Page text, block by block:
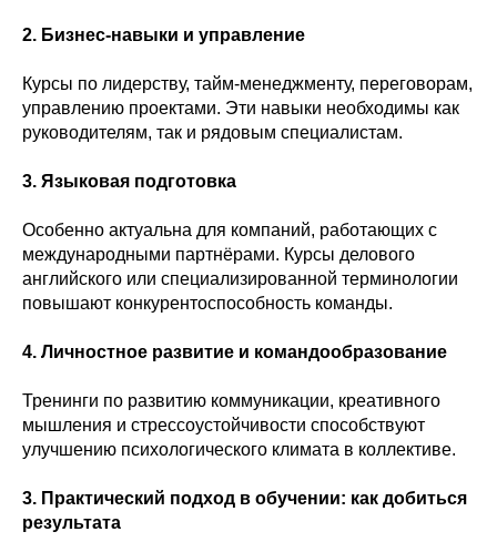
2. Бизнес-навыки и управление
Курсы по лидерству, тайм-менеджменту, переговорам,
управлению проектами. Эти навыки необходимы как
руководителям, так и рядовым специалистам.
3. Языковая подготовка
Особенно актуальна для компаний, работающих с
международными партнёрами. Курсы делового
английского или специализированной терминологии
повышают конкурентоспособность команды.
4. Личностное развитие и командообразование
Тренинги по развитию коммуникации, креативного
мышления и стрессоустойчивости способствуют
улучшению психологического климата в коллективе.
3. Практический подход в обучении: как добиться
результата